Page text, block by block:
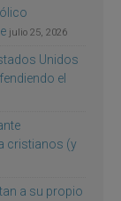
julio 25, 2026
Unidos
el
cristianos (y
a su propio